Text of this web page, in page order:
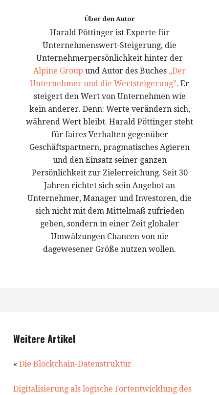
Über den Autor
Harald Pöttinger ist Experte für
Unternehmenswert-Steigerung, die
Unternehmerpersönlichkeit hinter der
Alpine Group und Autor des Buches „Der
Unternehmer und die Wertsteigerung”. Er
steigert den Wert von Unternehmen wie
kein anderer. Denn: Werte verändern sich,
während Wert bleibt. Harald Pöttinger steht
für faires Verhalten gegenüber
Geschäftspartnern, pragmatisches Agieren
und den Einsatz seiner ganzen
Persönlichkeit zur Zielerreichung. Seit 30
Jahren richtet sich sein Angebot an
Unternehmer, Manager und Investoren, die
sich nicht mit dem Mittelmaß zufrieden
geben, sondern in einer Zeit globaler
Umwälzungen Chancen von nie
dagewesener Größe nutzen wollen.
Weitere Artikel
« Die Blockchain-Datenstruktur
Digitalisierung als logische Fortentwicklung des